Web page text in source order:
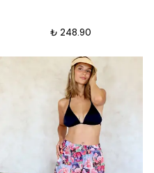
₺ 248.90